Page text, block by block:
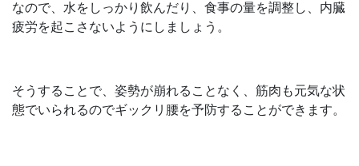
なので、水をしっかり飲んだり、食事の量を調整し、内臓
疲労を起こさないようにしましょう。
そうすることで、姿勢が崩れることなく、筋肉も元気な状
態でいられるのでギックリ腰を予防することができます。